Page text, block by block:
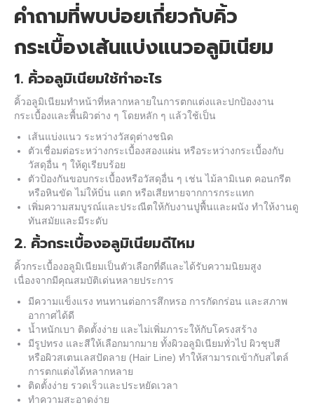
คำถามที่พบบ่อยเกี่ยวกับคิ้ว
กระเบื้องเส้นแบ่งแนวอลูมิเนียม
1. คิ้วอลูมิเนียมใช้ทําอะไร
คิ้วอลูมิเนียมทำหน้าที่หลากหลายในการตกแต่งและปกป้องงาน
กระเบื้องและพื้นผิวต่าง ๆ โดยหลัก ๆ แล้วใช้เป็น
เส้นแบ่งแนว ระหว่างวัสดุต่างชนิด
ตัวเชื่อมต่อระหว่างกระเบื้องสองแผ่น หรือระหว่างกระเบื้องกับ
วัสดุอื่น ๆ ให้ดูเรียบร้อย
ตัวป้องกันขอบกระเบื้องหรือวัสดุอื่น ๆ เช่น ไม้ลามิเนต คอนกรีต
หรือหินขัด ไม่ให้บิ่น แตก หรือเสียหายจากการกระแทก
เพิ่มความสมบูรณ์และประณีตให้กับงานปูพื้นและผนัง ทำให้งานดู
ทันสมัยและมีระดับ
2. คิ้วกระเบื้องอลูมิเนียมดีไหม
คิ้วกระเบื้องอลูมิเนียมเป็นตัวเลือกที่ดีและได้รับความนิยมสูง
เนื่องจากมีคุณสมบัติเด่นหลายประการ
มีความแข็งแรง ทนทานต่อการสึกหรอ การกัดกร่อน และสภาพ
อากาศได้ดี
น้ำหนักเบา ติดตั้งง่าย และไม่เพิ่มภาระให้กับโครงสร้าง
มีรูปทรง และสีให้เลือกมากมาย ทั้งผิวอลูมิเนียมทั่วไป ผิวชุบสี
หรือผิวสเตนเลสปัดลาย (Hair Line) ทำให้สามารถเข้ากับสไตล์
การตกแต่งได้หลากหลาย
ติดตั้งง่าย รวดเร็วและประหยัดเวลา
ทำความสะอาดง่าย